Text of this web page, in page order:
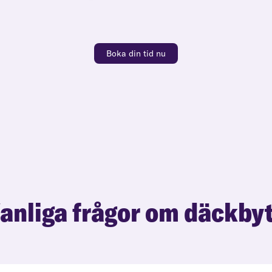
Boka din tid nu
frågor om